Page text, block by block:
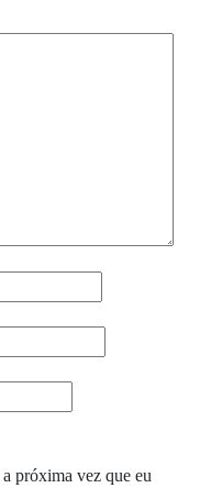
próxima vez que eu